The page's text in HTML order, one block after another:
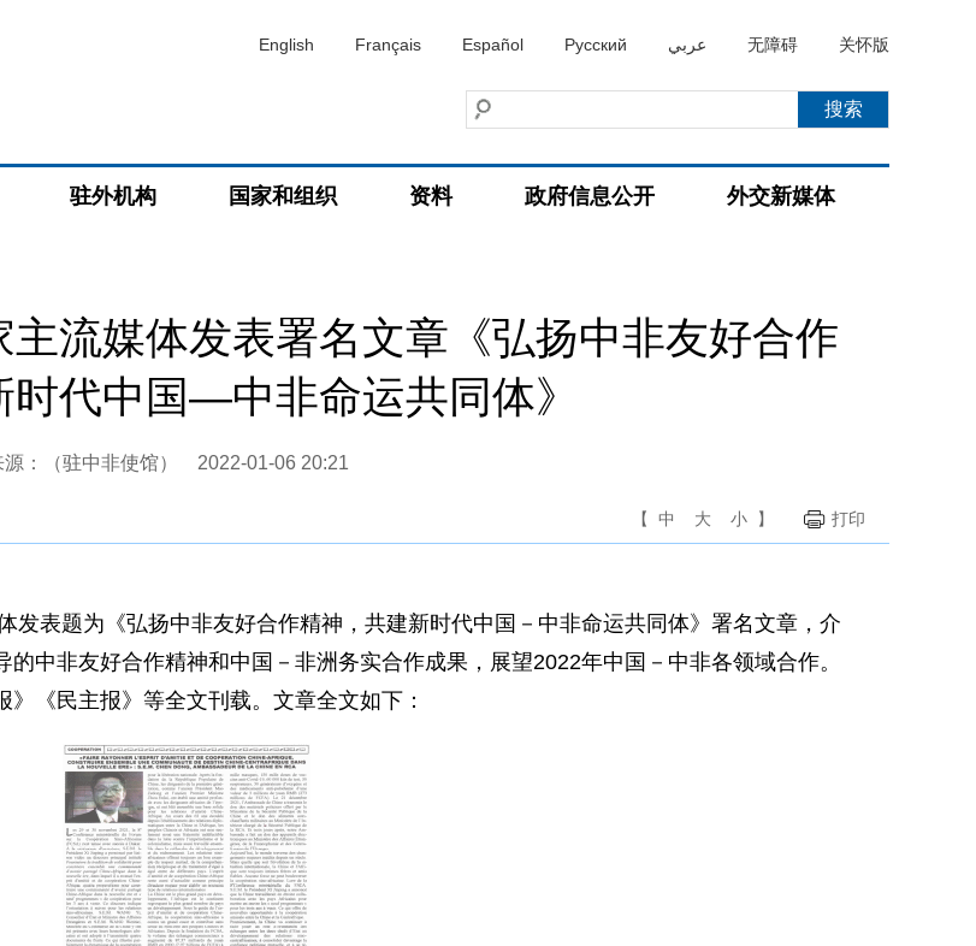
English Français Español Русский عربي 无障碍 关怀版
驻外机构 国家和组织 资料 政府信息公开 外交新媒体
流媒体发表署名文章《弘扬中非友好合作
代中国—中非命运共同体》
源：（驻中非使馆） 2022-01-06 20:21
【 中 大 小 】 打印
发表题为《弘扬中非友好合作精神，共建新时代中国－中非命运共同体》署名文章，介
中非友好合作精神和中国－非洲务实合作成果，展望2022年中国－中非各领域合作。
《民主报》等全文刊载。文章全文如下：